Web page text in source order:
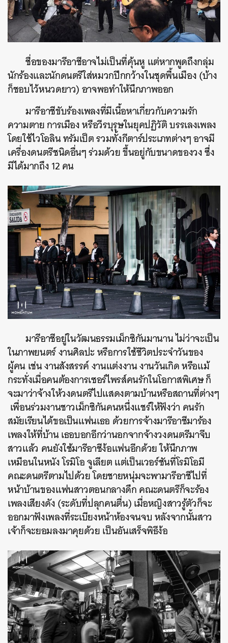
ชื่อของมารีอาชีอาจไม่เป็นที่คุ้นหู แต่หากพูดถึงกลุ่ม
นักร้องและนักดนตรีใส่หมวกปีกกว้างในชุดพื้นเมือง (บ้าง
ก็ชอบไว้หนวดยาว) อาจพอทำให้นึกภาพออก
มารีอาชีขับร้องเพลงที่มีเนื้อหาเกี่ยวกับความรัก
ความตาย การเมือง หรือวีรบุรุษในยุคปฏิวัติ บรรเลงเพลง
โดยใช้ไวโอลิน ทรัมเป็ต รวมทั้งกีตาร์ประเภทต่างๆ อาจมี
เครื่องดนตรีชนิดอื่นๆ ร่วมด้วย ขึ้นอยู่กับขนาดของวง ซึ่ง
มีได้มากถึง 12 คน
มารีอาชีอยู่ในวัฒนธรรมเม็กซิกันมานาน ไม่ว่าจะเป็น
ในภาพยนตร์ งานศิลปะ หรือการใช้ชีวิตประจำวันของ
ผู้คน เช่น งานสังสรรค์ งานแต่งงาน งานวันเกิด หรือแม้
กระทั่งเมื่อคนต้องการเซอร์ไพรส์คนรักในโอกาสพิเศษ ก็
จะมาว่าจ้างให้วงดนตรีไปแสดงตามบ้านหรือสถานที่ต่างๆ
เพื่อนร่วมงานชาวเม็กซิกันคนหนึ่งแชร์ให้ฟังว่า คนรัก
สมัยเรียนได้ขอเป็นแฟนเธอ ด้วยการจ้างมารีอาชีมาร้อง
เพลงให้ที่บ้าน เธอบอกอีกว่านอกจากจ้างวงดนตรีมาจีบ
สาวแล้ว คนยังใช้มารีอาชีง้อแฟนอีกด้วย ให้นึกภาพ
เหมือนในหนัง โรมิโอ จูเลียต แต่เป็นเวอร์ชันที่โรมิโอมี
คณะดนตรีตามไปด้วย โดยชายหนุ่มจะพามารีอาชีไปที่
หน้าบ้านของแฟนสาวตอนกลางดึก คณะดนตรีก็จะร้อง
เพลงเสียงดัง (ระดับที่ปลุกคนตื่น) เมื่อหญิงสาวรู้ตัวก็จะ
ออกมาฟังเพลงที่ระเบียงหน้าห้องจนจบ หลังจากนั้นสาว
เจ้าก็จะยอมลงมาคุยด้วย เป็นอันเสร็จพิธีง้อ